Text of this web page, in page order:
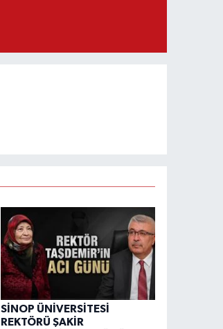
SİNOP ÜNİVERSİTESİ
REKTÖRÜ ŞAKİR